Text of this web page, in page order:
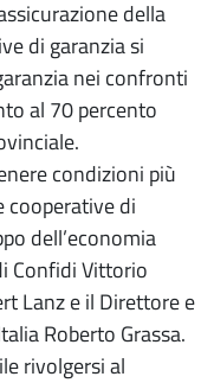
della
di garanzia si
nei confronti
al 70 percento
condizioni più
cooperative di
dell’economia
Confidi Vittorio
Lanz e il Direttore e
Roberto Grassa.
rivolgersi al